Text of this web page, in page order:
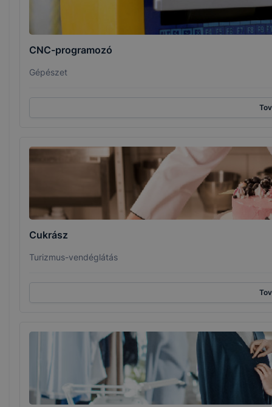
CNC-programozó
Gépészet
Cukrász
Turizmus-vendéglátás